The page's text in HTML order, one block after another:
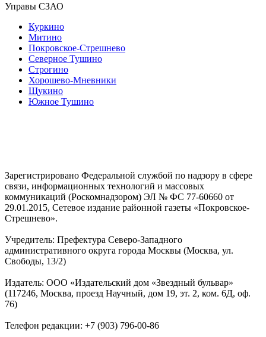
Управы СЗАО
Куркино
Митино
Покровское-Стрешнево
Северное Тушино
Строгино
Хорошево-Мневники
Щукино
Южное Тушино
Зарегистрировано Федеральной службой по надзору в сфере
связи, информационных технологий и массовых
коммуникаций (Роскомнадзором) ЭЛ № ФС 77-60660 от
29.01.2015, Сетевое издание районной газеты «Покровское-
Стрешнево».
Учредитель: Префектура Северо-Западного
административного округа города Москвы (Москва, ул.
Свободы, 13/2)
Издатель: ООО «Издательский дом «Звездный бульвар»
(117246, Москва, проезд Научный, дом 19, эт. 2, ком. 6Д, оф.
76)
Телефон редакции: +7 (903) 796-00-86